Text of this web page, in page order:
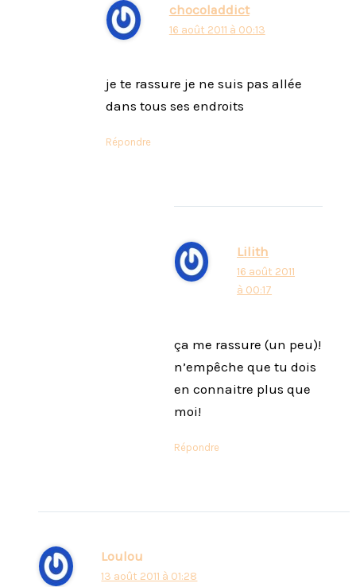
chocoladdict
16 août 2011 à 00:13
je te rassure je ne suis pas allée
dans tous ses endroits
Répondre
Lilith
16 août 2011
à 00:17
ça me rassure (un peu)!
n’empêche que tu dois
en connaitre plus que
moi!
Répondre
Loulou
13 août 2011 à 01:28